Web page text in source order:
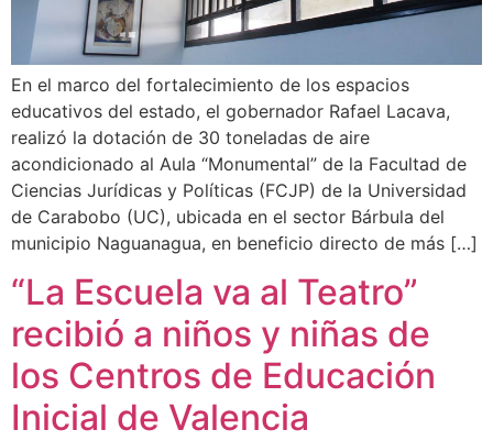
En el marco del fortalecimiento de los espacios
educativos del estado, el gobernador Rafael Lacava,
realizó la dotación de 30 toneladas de aire
acondicionado al Aula “Monumental” de la Facultad de
Ciencias Jurídicas y Políticas (FCJP) de la Universidad
de Carabobo (UC), ubicada en el sector Bárbula del
municipio Naguanagua, en beneficio directo de más […]
“La Escuela va al Teatro”
recibió a niños y niñas de
los Centros de Educación
Inicial de Valencia